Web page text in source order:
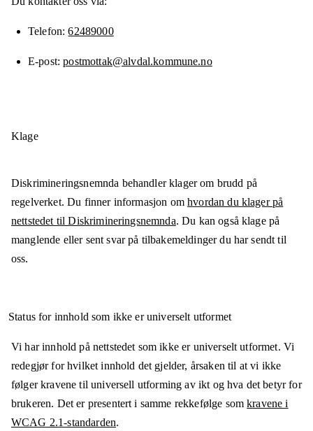
Telefon 62489000
E-post postmottak@alvdal.kommune.no
Klage
Diskrimineringsnemnda behandler klager om brudd på
regelverket. Du finner informasjon omhvordan du klager på
nettstedet til Diskrimineringsnemnda. Du kan også klage på
manglende eller sent svar på tilbakemeldinger du har sendt til
oss.
Status for innhold som ikke er universelt utformet
Vi har innhold på nettstedet som ikke er universelt utformet. Vi
redegjør for hvilket innhold det gjelder, årsaken til at vi ikke
følger kravene til universell utforming av ikt og hva det betyr for
brukeren. Det er presentert i samme rekkefølge somkravene i
WCAG 2.1-standarden.